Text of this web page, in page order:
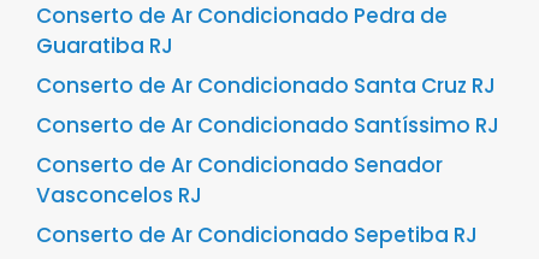
Conserto de Ar Condicionado Pedra de
Guaratiba RJ
Conserto de Ar Condicionado Santa Cruz RJ
Conserto de Ar Condicionado Santíssimo RJ
Conserto de Ar Condicionado Senador
Vasconcelos RJ
Conserto de Ar Condicionado Sepetiba RJ